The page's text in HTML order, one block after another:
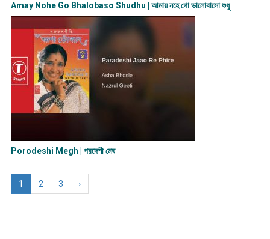
Amay Nohe Go Bhalobaso Shudhu | আমায় নহে গো ভালোবাসো শুধু
Porodeshi Megh | পরদেশী মেঘ
1 2 3 ›